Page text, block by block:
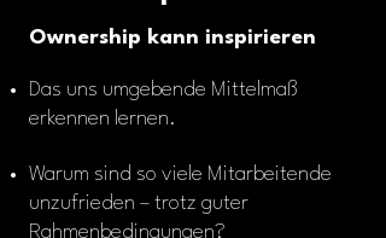
Ownership kann inspirieren
Das uns umgebende Mittelmaß
erkennen lernen.
Warum sind so viele Mitarbeitende
unzufrieden – trotz guter
Rahmenbedingungen?